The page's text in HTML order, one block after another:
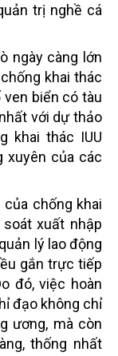
trị nghề cá
ngày càng lớn
khai thác
ven biển có tàu
với dự thảo
khai thác IUU
xuyên của các
chống khai
xuất nhập
lý lao động
gắn trực tiếp
đó, việc hoàn
đạo không chỉ
ương, mà còn
thống nhất